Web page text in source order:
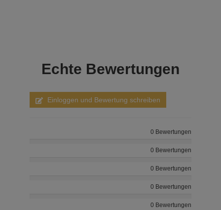
Echte Bewertungen
Einloggen und Bewertung schreiben
0 Bewertungen
0 Bewertungen
0 Bewertungen
0 Bewertungen
0 Bewertungen